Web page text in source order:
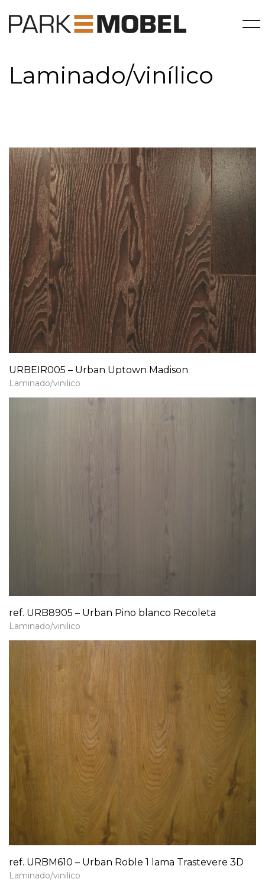
Laminado/vinílico
URBEIR005 – Urban Uptown Madison
Laminado/vinilico
ref. URB8905 – Urban Pino blanco Recoleta
Laminado/vinilico
ref. URBM610 – Urban Roble 1 lama Trastevere 3D
Laminado/vinilico